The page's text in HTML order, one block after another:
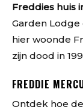
Freddies huis
Garden Lodge
hier woonde
zijn dood in
FREDDIE
Ontdek hoe